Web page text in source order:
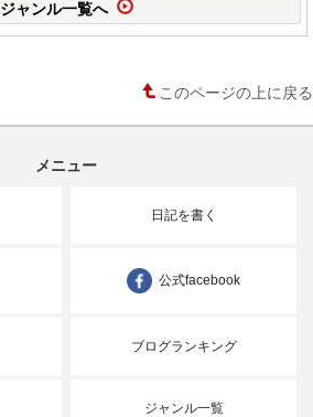
ジャンル一覧へ
このページの上に戻る
メニュー
日記を書く
公式facebook
ブログランキング
ジャンル一覧